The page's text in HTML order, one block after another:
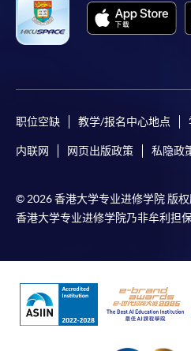
职位空缺 教学/报名中心地点
内联网 网页出版政策 私隐政
© 2026 香港大学专业进修学院 版
香港大学专业进修学院乃非牟利担